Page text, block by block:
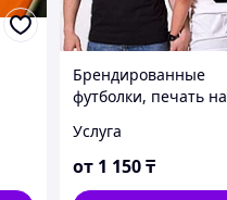
Брендированные
футболки, печать на
оптовые цены.
Услуга
от 1 150₸